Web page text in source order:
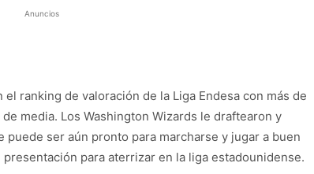
Anuncios
ranking de valoración de la Liga Endesa con más de
media. Los Washington Wizards le draftearon y
ser aún pronto para marcharse y jugar a buen
para aterrizar en la liga estadounidense.